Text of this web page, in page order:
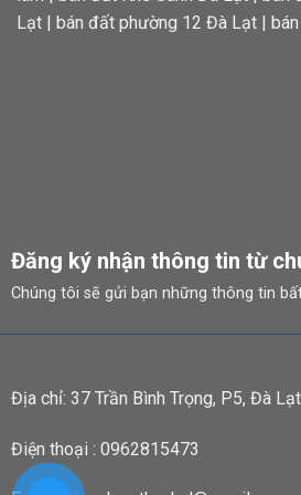
Lạt | bán đất phường 12 Đà Lạt |
Đăng ký nhận thông tin từ
Chúng tôi sẽ gửi bạn những thông tin
Địa chỉ: 37 Trần Bình Trọng, P5, Đà Lạt
Điện thoại : 0962815473